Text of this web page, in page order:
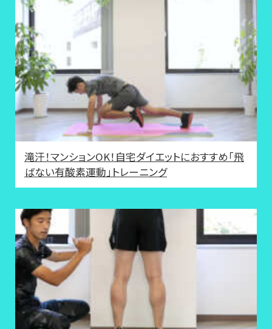
滝汗！マンションOK！自宅ダイエットにおすすめ「飛
ばない有酸素運動」トレーニング